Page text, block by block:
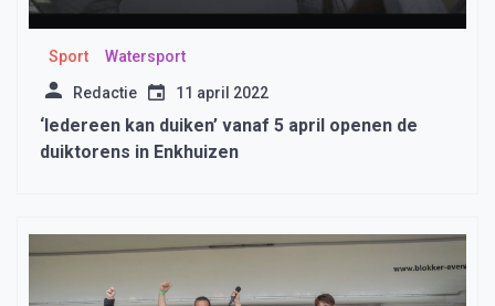
Sport Watersport
Redactie 11 april 2022
‘Iedereen kan duiken’ vanaf 5 april openen de
duiktorens in Enkhuizen